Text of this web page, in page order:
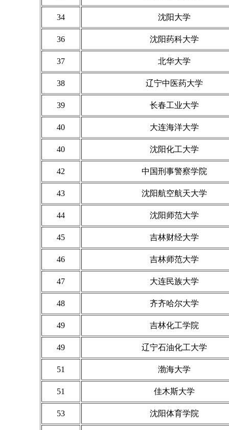
34 沈阳大学
36 沈阳药科大学
37 北华大学
38 辽宁中医药大学
39 长春工业大学
40 大连海洋大学
40 沈阳化工大学
42 中国刑事警察学院
43 沈阳航空航天大学
44 沈阳师范大学
45 吉林财经大学
46 吉林师范大学
47 大连民族大学
48 齐齐哈尔大学
49 吉林化工学院
49 辽宁石油化工大学
51 渤海大学
51 佳木斯大学
53 沈阳体育学院